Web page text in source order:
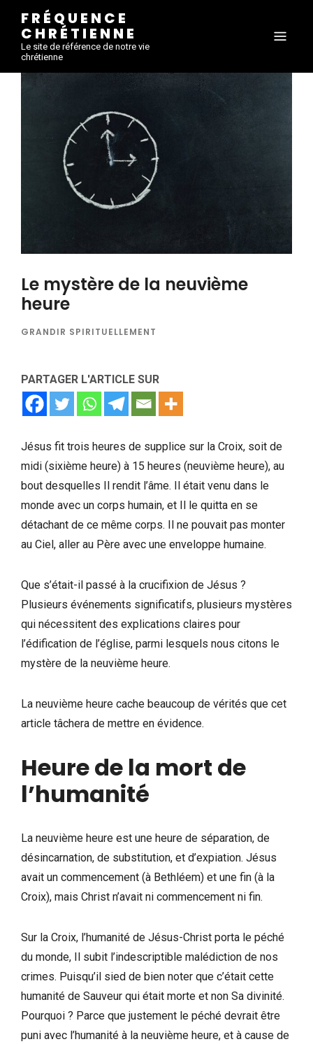
FRÉQUENCE
CHRÉTIENNE
Le site de référence de notre vie
chrétienne
Le mystère de la neuvième
heure
GRANDIR SPIRITUELLEMENT
PARTAGER L'ARTICLE SUR
Jésus fit trois heures de supplice sur la Croix, soit de
midi (sixième heure) à 15 heures (neuvième heure), au
bout desquelles Il rendit l’âme. Il était venu dans le
monde avec un corps humain, et Il le quitta en se
détachant de ce même corps. Il ne pouvait pas monter
au Ciel, aller au Père avec une enveloppe humaine.
Que s’était-il passé à la crucifixion de Jésus ?
Plusieurs événements significatifs, plusieurs mystères
qui nécessitent des explications claires pour
l’édification de l’église, parmi lesquels nous citons le
mystère de la neuvième heure.
La neuvième heure cache beaucoup de vérités que cet
article tâchera de mettre en évidence.
Heure de la mort de
l’humanité
La neuvième heure est une heure de séparation, de
désincarnation, de substitution, et d’expiation. Jésus
avait un commencement (à Bethléem) et une fin (à la
Croix), mais Christ n’avait ni commencement ni fin.
Sur la Croix, l’humanité de Jésus-Christ porta le péché
du monde, Il subit l’indescriptible malédiction de nos
crimes. Puisqu’il sied de bien noter que c’était cette
humanité de Sauveur qui était morte et non Sa divinité.
Pourquoi ? Parce que justement le péché devrait être
puni avec l’humanité à la neuvième heure, et à cause de